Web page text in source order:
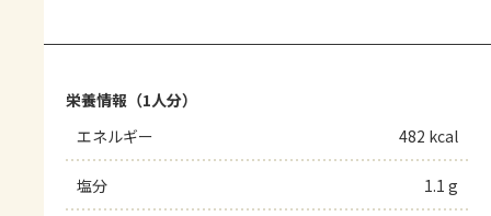
栄養情報（1人分）
エネルギー
482 kcal
塩分 1.1 g